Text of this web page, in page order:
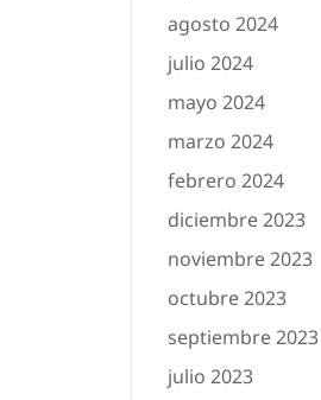
agosto 2024
julio 2024
mayo 2024
marzo 2024
febrero 2024
diciembre 2023
noviembre 2023
octubre 2023
septiembre 2023
julio 2023